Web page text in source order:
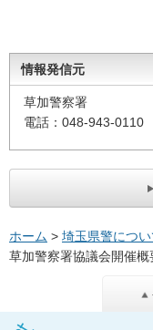
情報発信元
草加警察署
電話：048-943-0110
ホーム > 埼玉県警につい
草加警察署協議会開催概